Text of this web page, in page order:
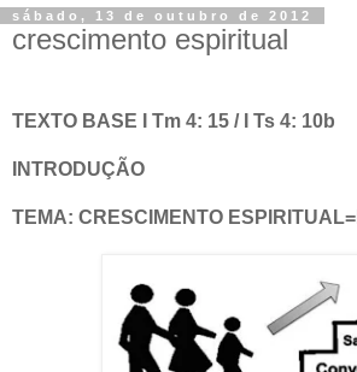
sábado, 13 de outubro de 2012
crescimento espiritual
TEXTO BASE I Tm 4: 15 / I Ts 4: 10b
INTRODUÇÃO
TEMA: CRESCIMENTO ESPIRITUAL=I